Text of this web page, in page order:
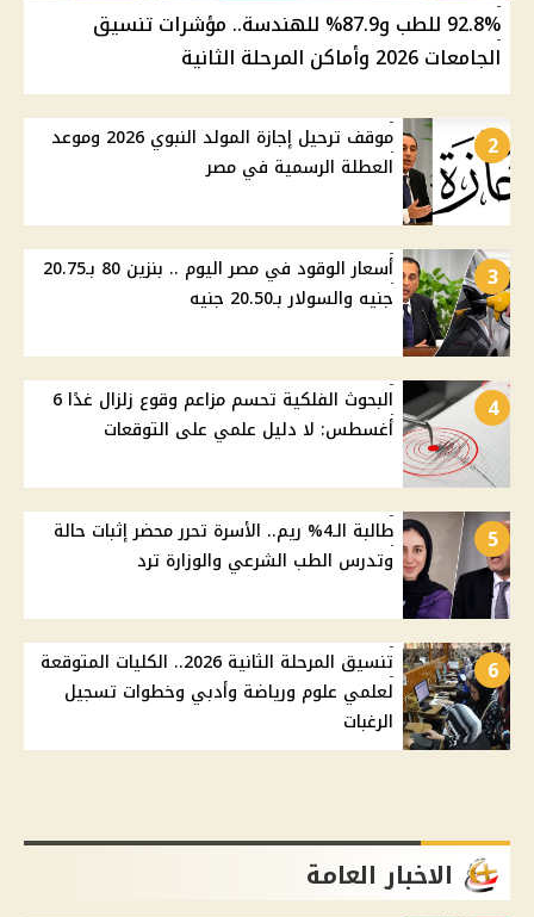
92.8% للطب و87.9% للهندسة.. مؤشرات تنسيق
الجامعات 2026 وأماكن المرحلة الثانية
2
موقف ترحيل إجازة المولد النبوي 2026 وموعد
العطلة الرسمية في مصر
3
أسعار الوقود في مصر اليوم .. بنزين 80 بـ20.75
جنيه والسولار بـ20.50 جنيه
4
البحوث الفلكية تحسم مزاعم وقوع زلزال غدًا 6
أغسطس: لا دليل علمي على التوقعات
5
طالبة الـ4% ريم.. الأسرة تحرر محضر إثبات حالة
وتدرس الطب الشرعي والوزارة ترد
6
تنسيق المرحلة الثانية 2026.. الكليات المتوقعة
لعلمي علوم ورياضة وأدبي وخطوات تسجيل
الرغبات
الاخبار العامة